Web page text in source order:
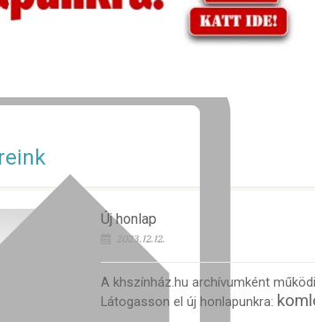
Új honlap
2023.12.12.
A khszínház.hu archívumként
Látogasson el új honlapunkra: